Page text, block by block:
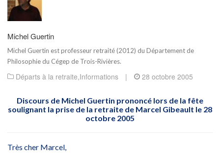
Michel Guertin
Michel Guertin est professeur retraité (2012) du Département de
Philosophie du Cégep de Trois-Rivières.
Départs à la retraite,Informations | 28 octobre 2005
Discours de Michel Guertin prononcé lors de la fête
soulignant la prise de la retraite de Marcel Gibeault le 28
octobre 2005
Très cher Marcel,